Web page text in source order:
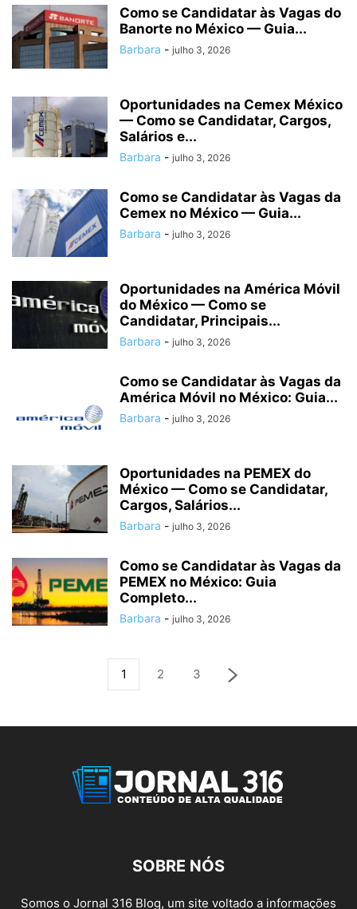
Como se Candidatar às Vagas do
Banorte no México — Guia...
Barbara - julho 3, 2026
Oportunidades na Cemex México
— Como se Candidatar, Cargos,
Salários e...
Barbara - julho 3, 2026
Como se Candidatar às Vagas da
Cemex no México — Guia...
Barbara - julho 3, 2026
Oportunidades na América Móvil
do México — Como se
Candidatar, Principais...
Barbara - julho 3, 2026
Como se Candidatar às Vagas da
América Móvil no México: Guia...
Barbara - julho 3, 2026
Oportunidades na PEMEX do
México — Como se Candidatar,
Cargos, Salários...
Barbara - julho 3, 2026
Como se Candidatar às Vagas da
PEMEX no México: Guia
Completo...
Barbara - julho 3, 2026
1 2 3
SOBRE NÓS
Somos o Jornal 316 Blog, um site voltado a informações